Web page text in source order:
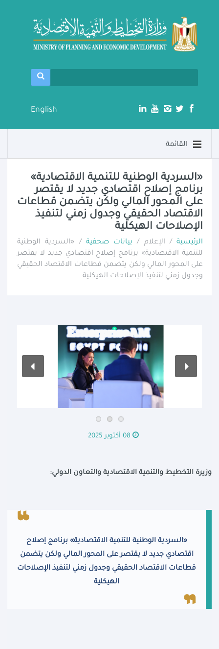
English
القائمة
«السردية الوطنية للتنمية الاقتصادية»
برنامج إصلاح اقتصادي جديد لا يقتصر
على المحور المالي ولكن يتضمن قطاعات
الاقتصاد الحقيقي وجدول زمني لتنفيذ
الإصلاحات الهيكلية
الرئيسية / الإعلام / بيانات صحفية / «السردية الوطنية
للتنمية الاقتصادية» برنامج إصلاح اقتصادي جديد لا يقتصر
على المحور المالي ولكن يتضمن قطاعات الاقتصاد الحقيقي
وجدول زمني لتنفيذ الإصلاحات الهيكلية
08 أكتوبر 2025
وزيرة التخطيط والتنمية الاقتصادية والتعاون الدولي:
«السردية الوطنية للتنمية الاقتصادية» برنامج إصلاح
اقتصادي جديد لا يقتصر على المحور المالي ولكن يتضمن
قطاعات الاقتصاد الحقيقي وجدول زمني لتنفيذ الإصلاحات
الهيكلية